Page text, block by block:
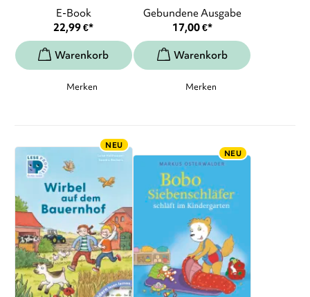
E-Book
22,99€*
Merken
Gebundene Ausgabe
17,00€*
Merken
NEU
NEU